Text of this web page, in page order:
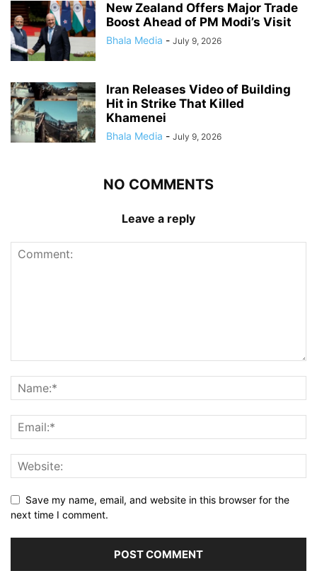
New Zealand Offers Major Trade
Boost Ahead of PM Modi’s Visit
Bhala Media - July 9, 2026
Iran Releases Video of Building
Hit in Strike That Killed
Khamenei
Bhala Media - July 9, 2026
NO COMMENTS
Leave a reply
Save my name, email, and website in this browser for the
next time I comment.